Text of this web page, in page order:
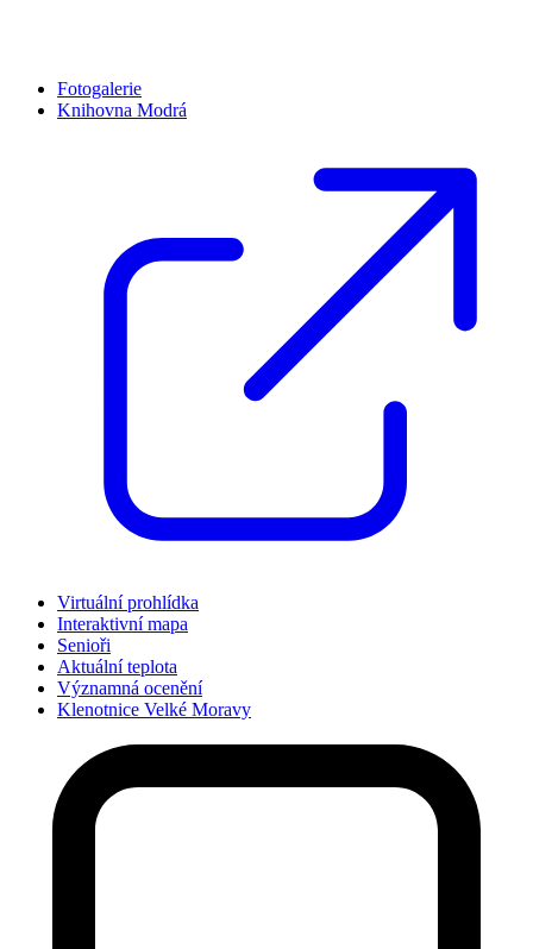
Fotogalerie
Knihovna Modrá
Virtuální prohlídka
Interaktivní mapa
Senioři
Aktuální teplota
Významná ocenění
Klenotnice Velké Moravy